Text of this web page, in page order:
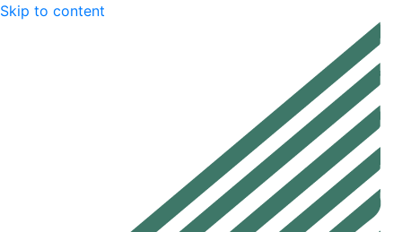
Skip to content